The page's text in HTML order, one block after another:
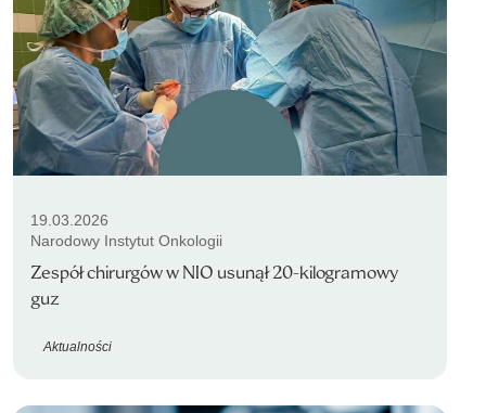
19.03.2026
Narodowy Instytut Onkologii
Zespół chirurgów w NIO usunął 20-kilogramowy
guz
Aktualności